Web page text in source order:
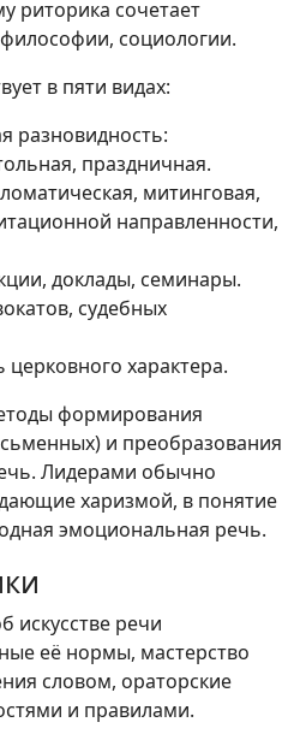
риторика сочетает
социологии.
в пяти видах:
разновидность:
праздничная.
митинговая,
направленности,
доклады, семинары.
судебных
церковного характера.
формирования
и преобразования
Лидерами обычно
харизмой, в понятие
эмоциональная речь.
искусстве речи
её нормы, мастерство
словом, ораторские
и правилами.